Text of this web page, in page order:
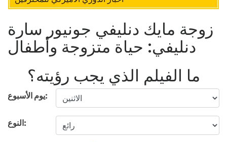
زوجة مايك دنليفي جونيور سارة
دنليفي: حياة متزوجة وأطفال
ما الفيلم الذي يجب رؤيته؟
يوم الأسبوع:
النوع: